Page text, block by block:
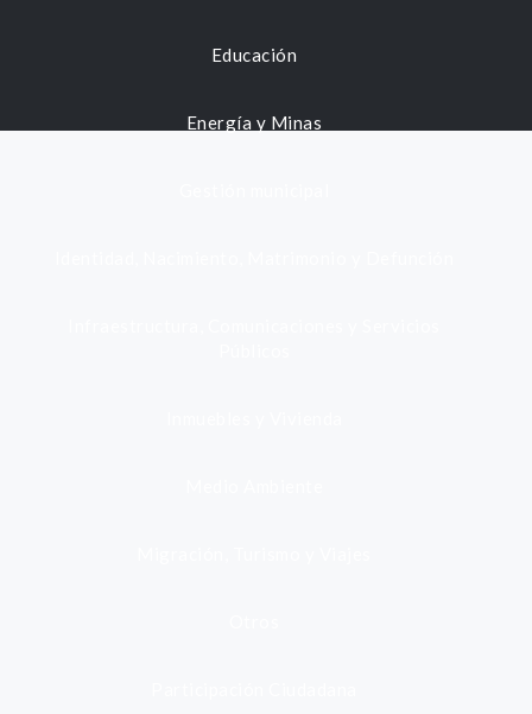
Educación
Energía y Minas